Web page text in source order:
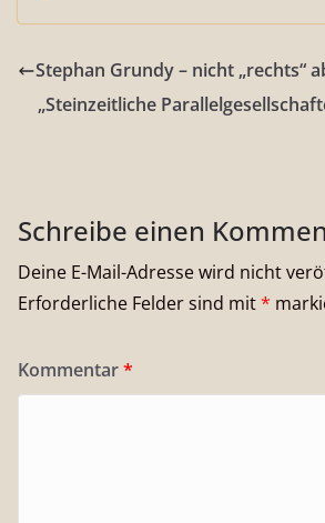
Stephan Grundy – nicht „rechts“
„Steinzeitliche
Schreibe einen
Deine E-Mail-Adresse wird nicht
Erforderliche Felder sind mit*
Kommentar*